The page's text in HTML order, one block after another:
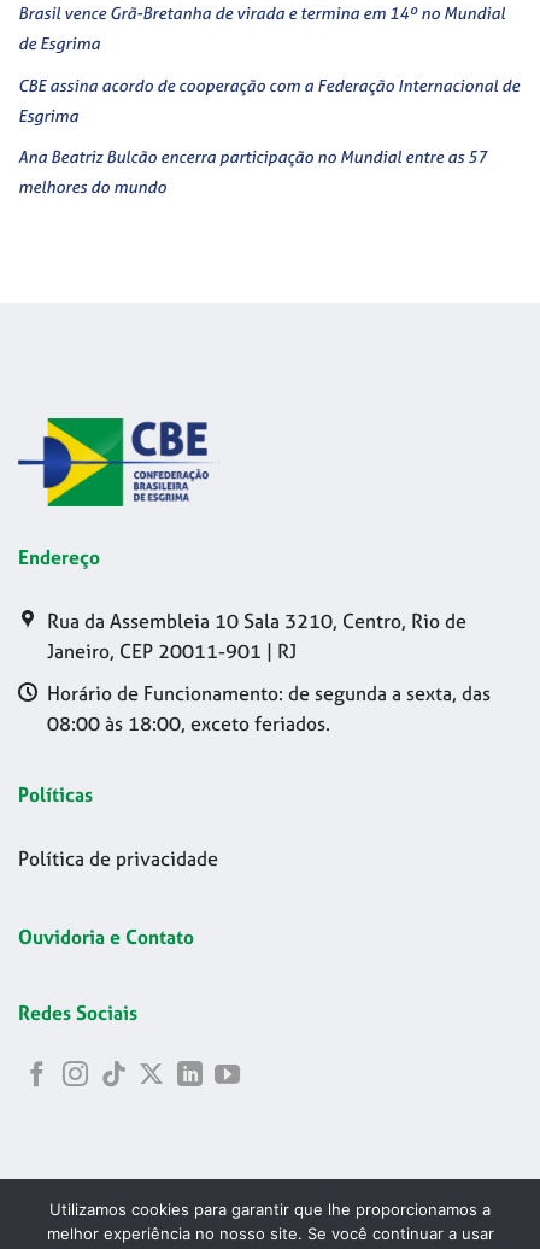
Brasil vence Grã-Bretanha de virada e termina em 14º no Mundial
de Esgrima
CBE assina acordo de cooperação com a Federação Internacional de
Esgrima
Ana Beatriz Bulcão encerra participação no Mundial entre as 57
melhores do mundo
Endereço
Rua da Assembleia 10 Sala 3210, Centro, Rio de
Janeiro, CEP 20011-901 | RJ
Horário de Funcionamento: de segunda a sexta, das
08:00 às 18:00, exceto feriados.
Políticas
Política de privacidade
Ouvidoria e Contato
Redes Sociais
Utilizamos cookies para garantir que lhe proporcionamos a
melhor experiência no nosso site. Se você continuar a usar